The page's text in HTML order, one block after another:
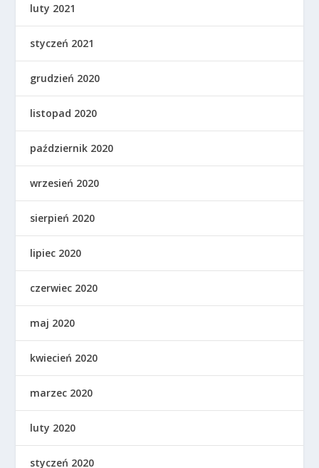
luty 2021
styczeń 2021
grudzień 2020
listopad 2020
październik 2020
wrzesień 2020
sierpień 2020
lipiec 2020
czerwiec 2020
maj 2020
kwiecień 2020
marzec 2020
luty 2020
styczeń 2020